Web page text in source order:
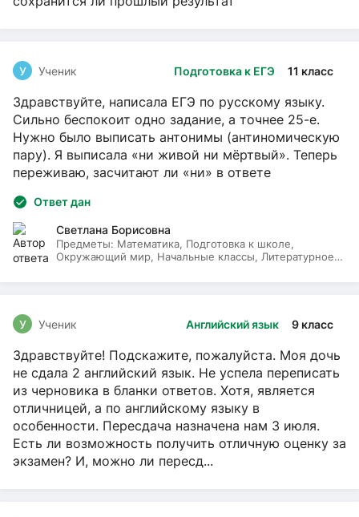
Подготовка к ЕГЭ 11 класс
У Ученик
Здравствуйте, написала ЕГЭ по русскому языку.
Сильно беспокоит одно задание, а точнее 25-е.
Нужно было выписать антонимы (антиномическую
пару). Я выписала «ни живой ни мёртвый». Теперь
переживаю, засчитают ли «ни» в ответе
Ответ дан
Светлана Борисовна
Предметы: Математика, Подготовка к школе,
Окружающий мир, Начальные классы, Литературное
Английский язык 9 класс
У Ученик
Здравствуйте! Подскажите, пожалуйста. Моя дочь
не сдала 2 английский язык. Не успела переписать
из черновика в бланки ответов. Хотя, является
отличницей, а по английскому языку в
особенности. Пересдача назначена нам 3 июля.
Есть ли возможность получить отличную оценку за
экзамен? И, можно ли пересд...